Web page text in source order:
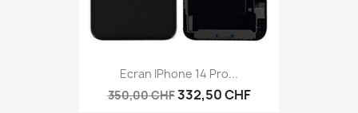
Ecran IPhone 14 Pro...
350,00 CHF332,50 CHF